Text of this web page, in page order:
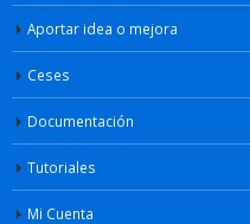
Aportar idea o mejora
Ceses
Documentación
Tutoriales
Mi Cuenta